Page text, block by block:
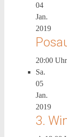
04
Jan.
2019
20:00 Uhr
Sa.
05
Jan.
2019
3.